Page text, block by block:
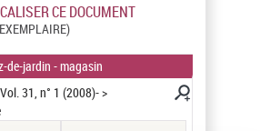
CE DOCUMENT
de-jardin - magasin
31, n° 1 (2008)- >